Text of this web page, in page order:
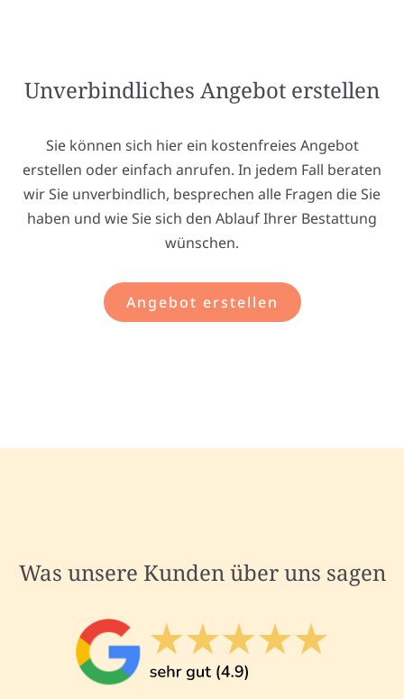
Unverbindliches Angebot erstellen
Sie können sich hier ein kostenfreies Angebot
erstellen oder einfach anrufen. In jedem Fall beraten
wir Sie unverbindlich, besprechen alle Fragen die Sie
haben und wie Sie sich den Ablauf Ihrer Bestattung
wünschen.
Angebot erstellen
Was unsere Kunden über uns sagen